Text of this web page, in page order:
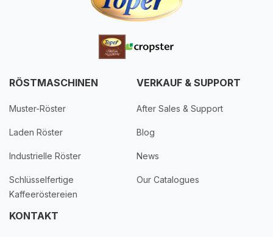
RÖSTMASCHINEN
Muster-Röster
Laden Röster
Industrielle Röster
Schlüsselfertige
Kaffeeröstereien
VERKAUF & SUPPORT
After Sales & Support
Blog
News
Our Catalogues
KONTAKT